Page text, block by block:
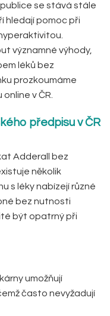
se stává stále
hledají pomoc při
významné výhody,
léků bez
prozkoumáme
v ČR.
předpisu v ČR
Adderall bez
několik
s léky nabízejí různé
bez nutnosti
být opatrný při
umožňují
často nevyžadují